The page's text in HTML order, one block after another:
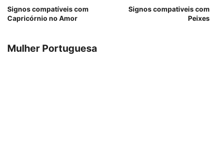
Signos compatíveis com
Capricórnio no Amor
Signos compativeis com
Peixes
Mulher Portuguesa